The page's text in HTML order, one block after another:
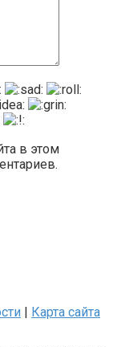
в этом
Карта сайта